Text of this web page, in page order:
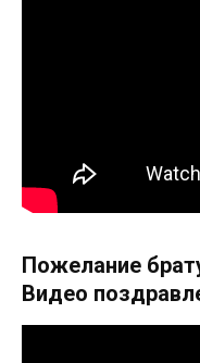
Пожелание
Видео